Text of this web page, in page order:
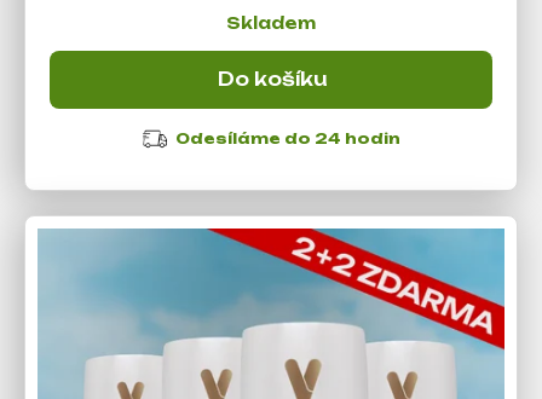
Skladem
Do košíku
Odesíláme do 24 hodin